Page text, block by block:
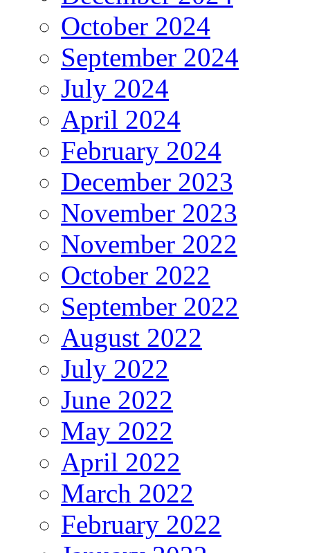
October 2024
September 2024
July 2024
April 2024
February 2024
December 2023
November 2023
November 2022
October 2022
September 2022
August 2022
July 2022
June 2022
May 2022
April 2022
March 2022
February 2022